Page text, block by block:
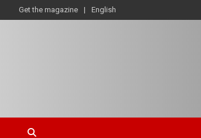
English
Get the magazine